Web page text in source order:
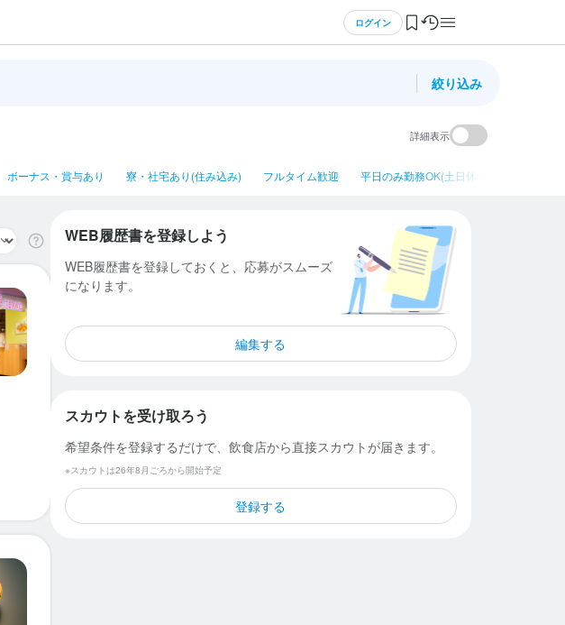
ログイン
絞り込み
詳細表示
ボーナス・賞与あり 寮・社宅あり(住み込み) フルタイム歓迎 平日のみ勤務OK(土日休み)
WEB履歴書を登録しよう
WEB履歴書を登録しておくと、応募がスムーズ
になります。
編集する
スカウトを受け取ろう
希望条件を登録するだけで、飲食店から直接スカウトが届きます。
※スカウトは26年8月ごろから開始予定
登録する